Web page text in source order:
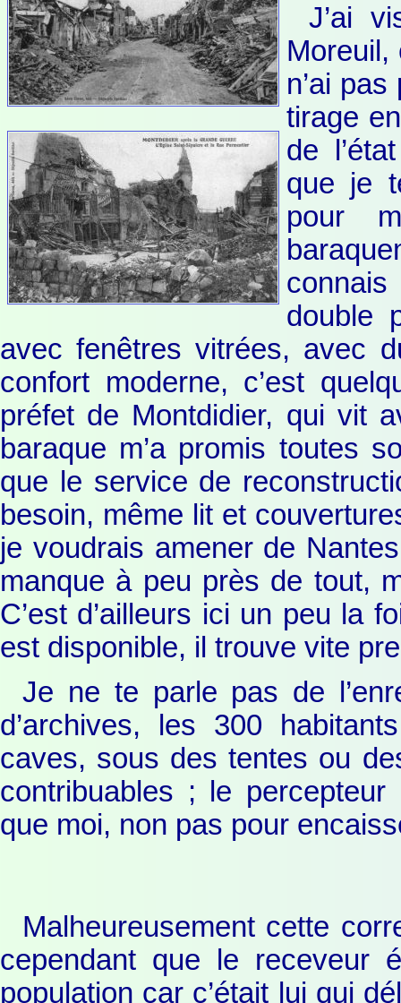
J’ai
Moreuil,
n’ai
tirage
de
que je
pour
double
avec fenêtres vitrées, avec
confort moderne, c’est
préfet de Montdidier, qui vit
baraque m’a promis toutes
que le service de
besoin, même lit et
je voudrais amener de
manque à peu près de tout,
C’est d’ailleurs ici un peu la
est disponible, il trouve vite
Je ne te parle pas de
d’archives, les 300
caves, sous des tentes ou
contribuables ; le
que moi, non pas pour
Malheureusement cette
cependant que le receveur
population car c’était lui qui